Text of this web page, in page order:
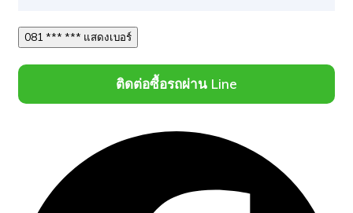
081 *** *** แสดงเบอร์
ติดต่อซื้อรถผ่าน Line